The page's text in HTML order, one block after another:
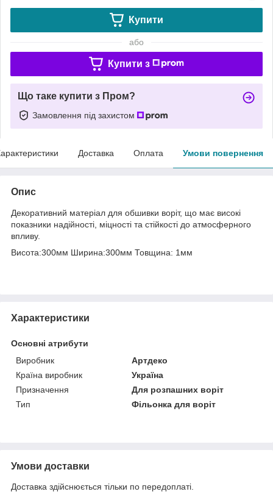
Купити
або
Купити з
Що таке купити з Пром?
Замовлення під захистом
Доставка Оплата Умови повернення
Опис
Декоративний матеріал для обшивки воріт, що має високі
показники надійності, міцності та стійкості до атмосферного
впливу.
Висота:300мм Ширина:300мм Товщина: 1мм
Характеристики
Основні атрибути
Виробник
Артдеко
Країна виробник
Україна
Призначення
Для розпашних воріт
Тип
Фільонка для воріт
Умови доставки
Доставка здійснюється тільки по передоплаті.